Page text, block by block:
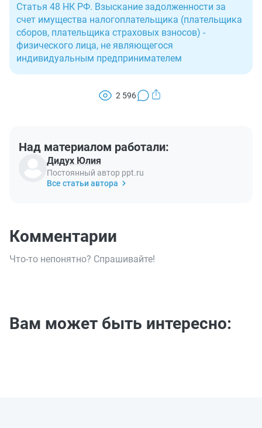
Статья 48 НК РФ. Взыскание задолженности за
счет имущества налогоплательщика (плательщика
сборов, плательщика страховых взносов) -
физического лица, не являющегося
индивидуальным предпринимателем
2 596
Над материалом работали:
Дидух Юлия
Постоянный автор ppt.ru
Все статьи автора
Комментарии
Что-то непонятно? Спрашивайте!
Вам может быть интересно: